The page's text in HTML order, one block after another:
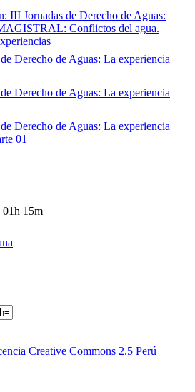
III Jornadas de Derecho de Aguas:
Conflictos del agua.
Derecho de Aguas: La experiencia
Derecho de Aguas: La experiencia
Derecho de Aguas: La experiencia
01
el agua - Parte 01
01
Parte 02
01h 15m
Creative Commons 2.5 Perú